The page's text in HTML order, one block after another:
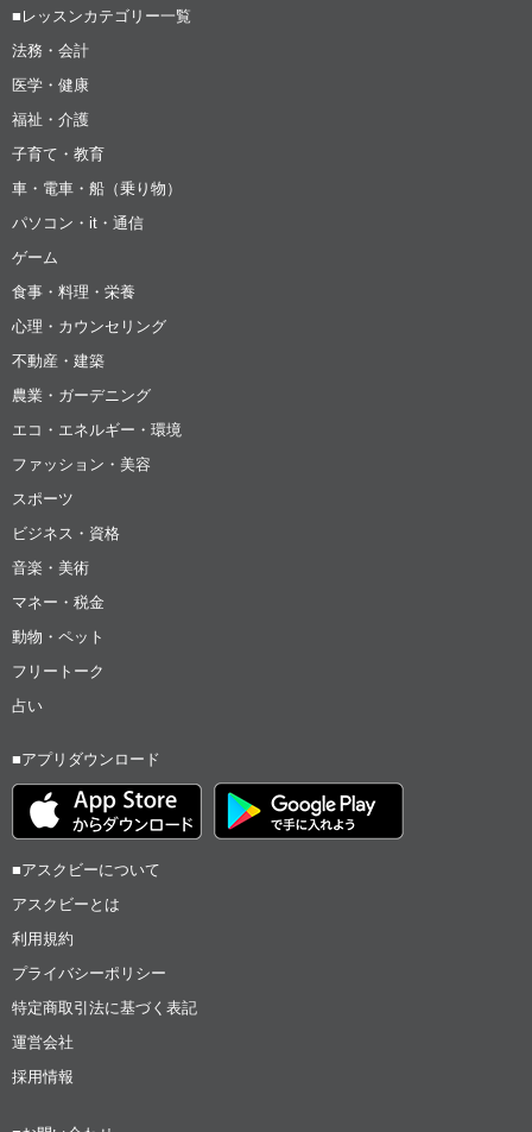
■レッスンカテゴリー一覧
法務・会計
医学・健康
福祉・介護
子育て・教育
車・電車・船（乗り物）
パソコン・it・通信
ゲーム
食事・料理・栄養
心理・カウンセリング
不動産・建築
農業・ガーデニング
エコ・エネルギー・環境
ファッション・美容
スポーツ
ビジネス・資格
音楽・美術
マネー・税金
動物・ペット
フリートーク
占い
■アプリダウンロード
■アスクビーについて
アスクビーとは
利用規約
プライバシーポリシー
特定商取引法に基づく表記
運営会社
採用情報